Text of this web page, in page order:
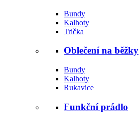
Bundy
Kalhoty
Trička
Oblečení na běžky
Bundy
Kalhoty
Rukavice
Funkční prádlo